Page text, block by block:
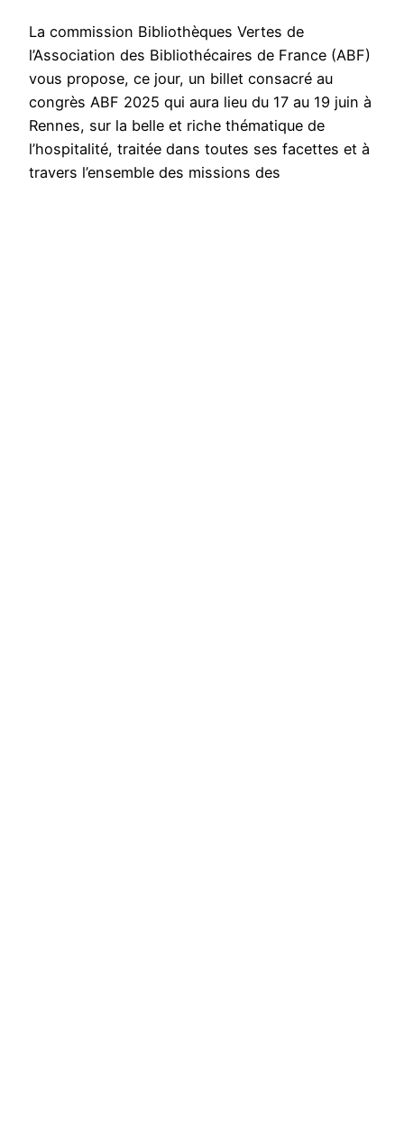
La commission Bibliothèques Vertes de
l’Association des Bibliothécaires de France (ABF)
vous propose, ce jour, un billet consacré au
congrès ABF 2025 qui aura lieu du 17 au 19 juin à
Rennes, sur la belle et riche thématique de
l’hospitalité, traitée dans toutes ses facettes et à
travers l’ensemble des missions des